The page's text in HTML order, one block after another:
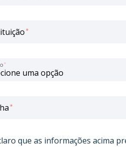
*
*
*
que as informações acima